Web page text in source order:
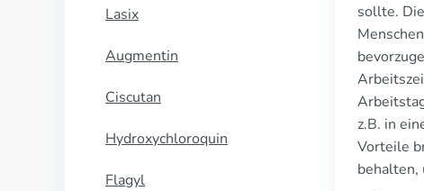
Lasix
Augmentin
Ciscutan
Hydroxychloroquin
Flagyl
sollte.
z.B. in
Vorteile
behalten,